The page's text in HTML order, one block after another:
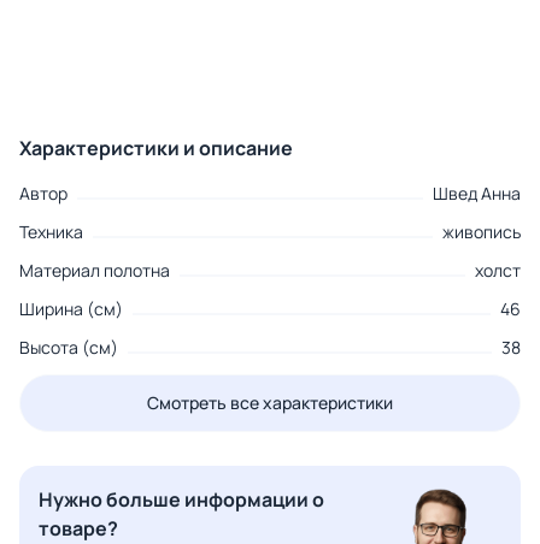
Характеристики и описание
Автор
Швед Анна
Техника
живопись
Материал полотна
холст
Ширина (см)
46
Высота (см)
38
Смотреть все характеристики
Нужно больше информации о
товаре?